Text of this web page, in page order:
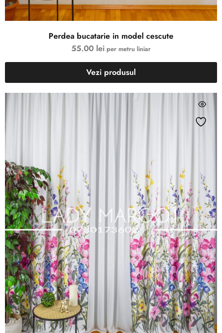
Perdea bucatarie in model cescute
55.00 lei per metru liniar
Vezi produsul